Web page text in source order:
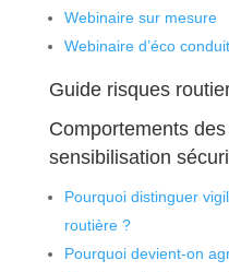
Webinaire sur mesure
Webinaire d’éco
Guide risques
Comportements
sensibilisation
Pourquoi distinguer
routière ?
Pourquoi devient-on